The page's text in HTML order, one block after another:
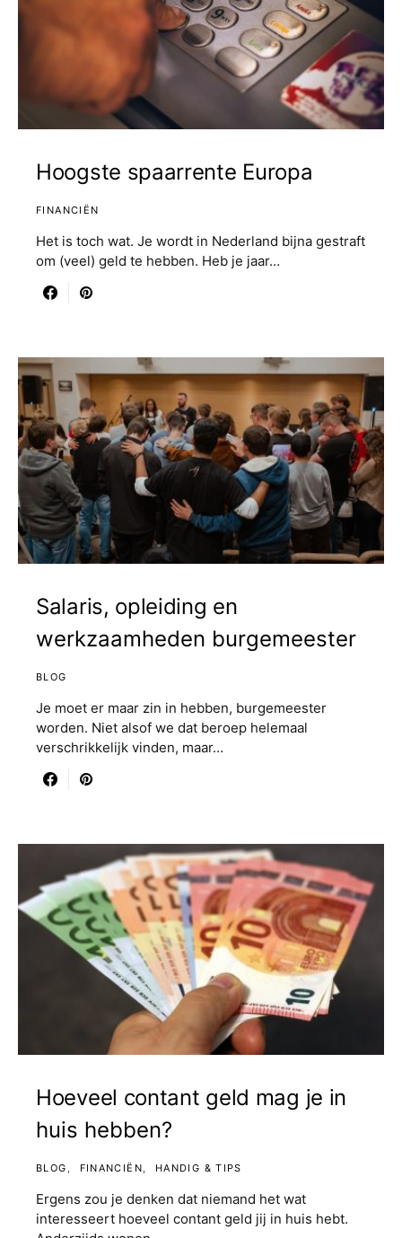
Hoogste spaarrente Europa
FINANCIËN
Het is toch wat. Je wordt in Nederland bijna gestraft
om (veel) geld te hebben. Heb je jaar…
Salaris, opleiding en
werkzaamheden burgemeester
BLOG
Je moet er maar zin in hebben, burgemeester
worden. Niet alsof we dat beroep helemaal
verschrikkelijk vinden, maar…
Hoeveel contant geld mag je in
huis hebben?
BLOG FINANCIËN HANDIG & TIPS
Ergens zou je denken dat niemand het wat
interesseert hoeveel contant geld jij in huis hebt.